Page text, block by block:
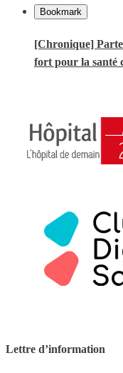
Bookmark
[Chronique]
fort pour la santé
Lettre d’information